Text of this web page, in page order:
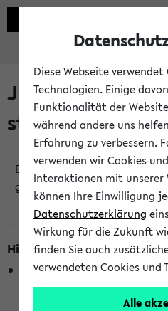
Jetzt und in
stattfindende
Es wurden keine jetzt
gefunden!
Hinweise zur Liste
Die Anzeige ist
vom im eKVV gewählten
Diese Webseite
Technologien. Einige
Funktionalität der
während andere uns
Erfahrung zu verbessern.
verwenden wir Cookies
Interaktionen mit unserer
können Ihre Einwilligung
Datenschutzerklärung
Wirkung für die Zukunft
finden Sie auch
verwendeten Cookies und
Alle